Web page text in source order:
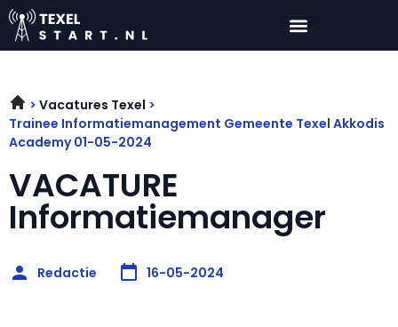
Vacatures Texel
Trainee Informatiemanagement Gemeente Texel Akkodis
Academy 01-05-2024
VACATURE
Informatiemanager
Redactie 16-05-2024